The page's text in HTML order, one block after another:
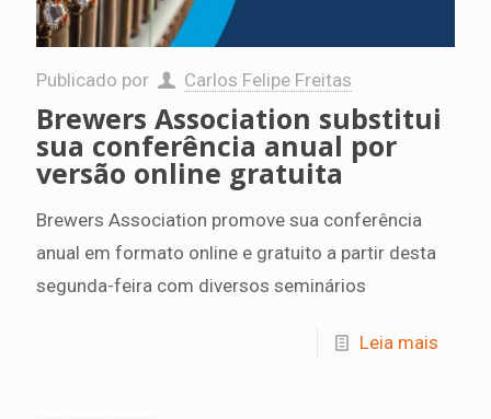
Publicado por Carlos Felipe Freitas
Brewers Association substitui
sua conferência anual por
versão online gratuita
Brewers Association promove sua conferência
anual em formato online e gratuito a partir desta
segunda-feira com diversos seminários
Leia mais